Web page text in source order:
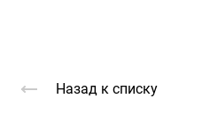
Назад к списку